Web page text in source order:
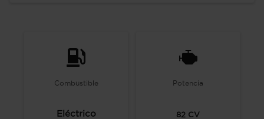
Combustible
Eléctrico
Potencia
82 CV